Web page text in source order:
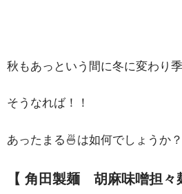
秋もあっという間に冬に変わり
そうなれば！！
あったまる🍜は如何でしょうか？
【 角田製麺 胡麻味噌担々